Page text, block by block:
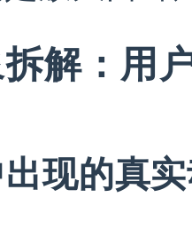
解：用
现的真